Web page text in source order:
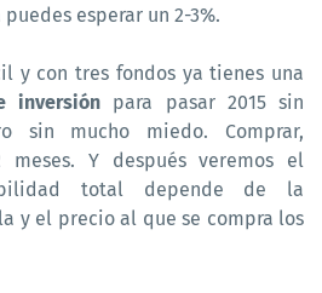
esperar un 2-3%.
y con tres fondos ya tienes una
inversión para pasar 2015 sin
sin mucho miedo. Comprar,
meses. Y después veremos el
total depende de la
y el precio al que se compra los